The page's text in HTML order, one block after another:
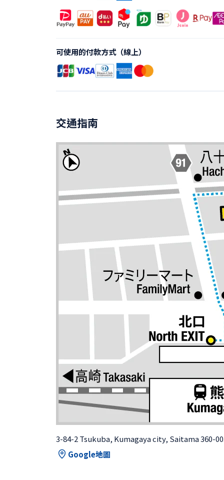
可使用的付款方式（線上）
交通指南
3-84-2 Tsukuba, Kumagaya city, Saitama 360-
Google地圖